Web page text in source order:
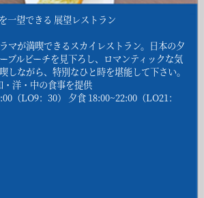
一望できる 展望レストラン
マが満喫できるスカイレストラン。日本の夕
ブルビーチを見下ろし、ロマンティックな気
しながら、特別なひと時を堪能して下さい。
洋・中の食事を提供
（LO9：30） 夕食 18:00~22:00（LO21：